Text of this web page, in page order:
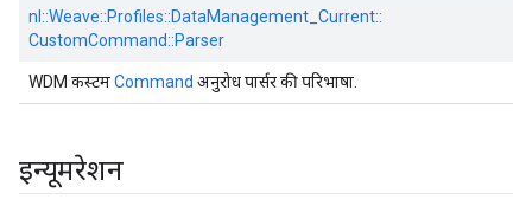
nl::Weave::Profiles::DataManagement_Current::
CustomCommand::Parser
WDM कस्टमCommand अनुरोध पार्सर की परिभाषा.
इन्यूमरेशन